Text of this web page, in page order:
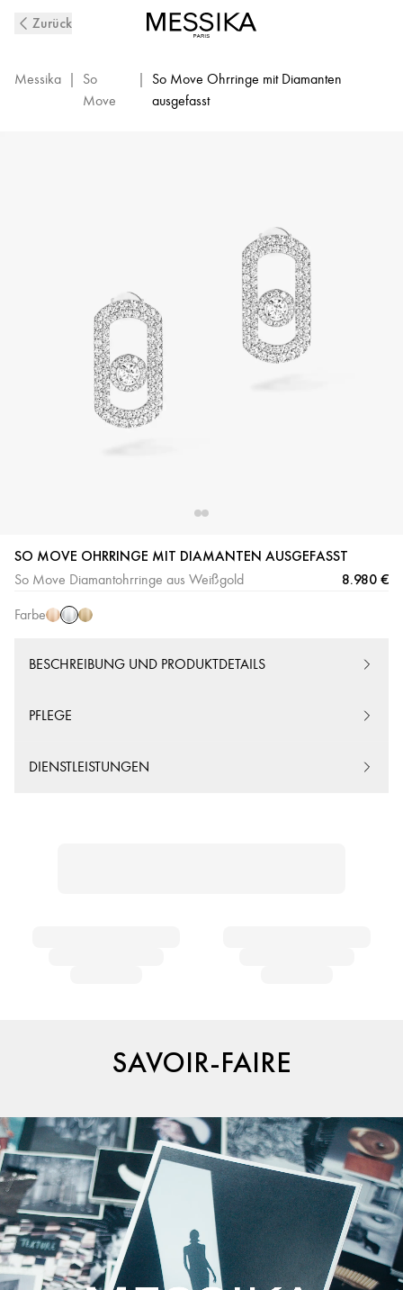
Move
Diamanten
Zurück
Messika |
So
Move
|
So Move Ohrringe mit Diamanten
ausgefasst
SO MOVE OHRRINGE MIT DIAMANTEN AUSGEFASST
So Move Diamantohrringe aus Weißgold 8.980 €
Farbe
RoségoldGelbgold
BESCHREIBUNG UND PRODUKTDETAILS
PFLEGE
DIENSTLEISTUNGEN
SAVOIR-FAIRE